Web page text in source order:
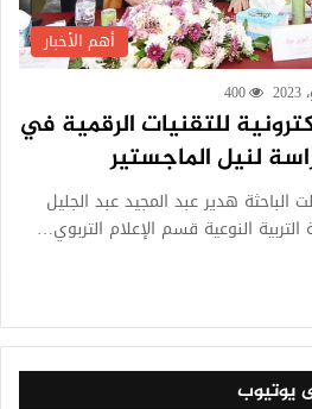
أهم الأخبار
400
للتقنيات الرقمية في
لنيل الماجستير
هدير عبد المجيد عبد الجليل
النوعية قسم الإعلام التربوي…
يوتيوب